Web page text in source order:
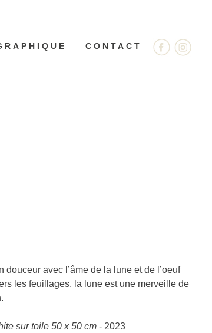
CONTACT
avec l’âme de la lune et de l’oeuf
les feuillages, la lune est une merveille de
sur toile 50 x 50 cm- 2023